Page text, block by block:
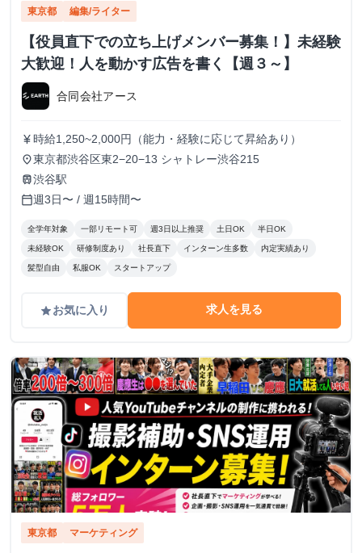
東京都 編集/ライター
【役員直下での立ち上げメンバー募集！】未経験
大歓迎！人を動かす広告を書く【週３～】
合同会社アース
currency_yen 時給1,250~2,000円（能力・経験に応じて昇給あり）
place東京都渋谷区東2−20−13 シャトレー渋谷215
train渋谷駅
calendar_today週3日〜 / 週15時間〜
全学年対象 一部リモート可 週3日以上推奨 土日OK 半日OK
未経験OK 研修制度あり 社長直下 インターン生多数 内定実績あり
髪型自由 私服OK スタートアップ
gradeお気に入り 求人を見る
東京都 マーケティング